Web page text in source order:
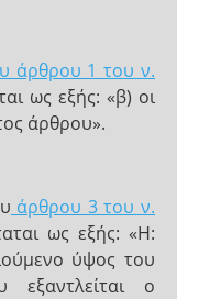
άρθρου 1 του ν.
ως εξής: «β) οι
άρθρου».
άρθρου 3 του ν.
ως εξής: «Η:
ύψος του
εξαντλείται ο